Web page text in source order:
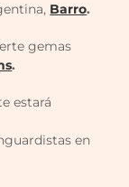
Barro.
gemas
.
estará
en